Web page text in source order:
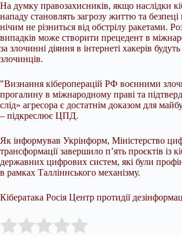
На думку правозахисників, якщо наслідки
нападу становлять загрозу життю та
нічим не різниться від обстрілу ракетами.
випадків може створити прецедент в
за злочинні діяння в інтернеті хакерів
злочинців.
"Визнання кібероперацій РФ воєнними
прогалину в міжнародному праві та
слід» агресора є достатнім доказом для
– підкреслює ЦПД.
Як інформував Укрінформ, Міністерство
трансформації завершило п’ять проєктів із
державних цифрових систем, які були
в рамках Талліннського механізму.
Кібератака Росія Центр протидії
Rate this item: